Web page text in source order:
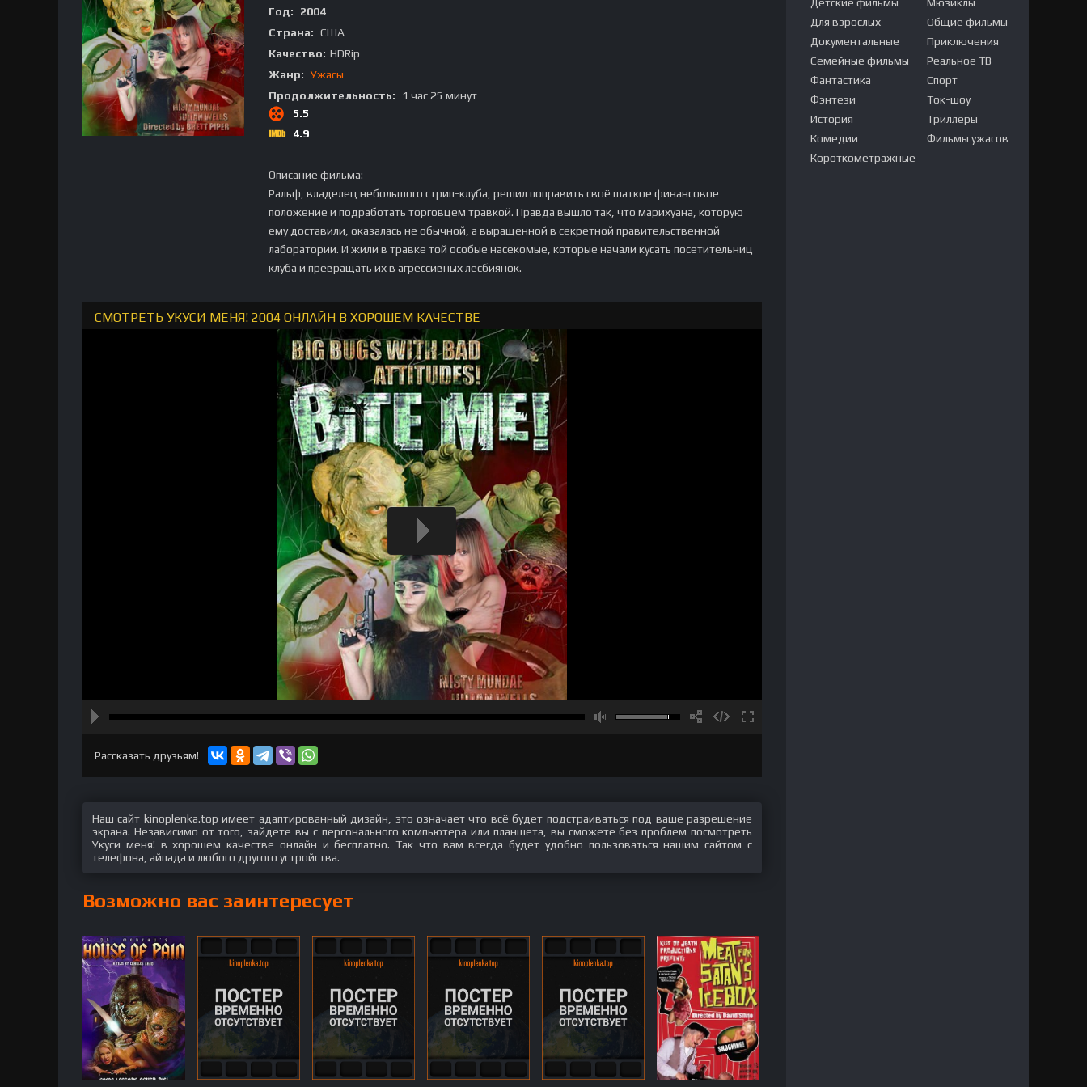
Год:
2004
Страна: США
Качество: HDRip
Жанр: Ужасы
Продолжительность:
1 час 25 минут
5.5
4.9
Описание фильма:
Ральф, владелец небольшого стрип-клуба, решил поправить своё шаткое финансовое
положение и подработать торговцем травкой. Правда вышло так, что марихуана, которую
ему доставили, оказалась не обычной, а выращенной в секретной правительственной
лаборатории. И жили в травке той особые насекомые, которые начали кусать посетительниц
клуба и превращать их в агрессивных лесбиянок.
СМОТРЕТЬ УКУСИ МЕНЯ! 2004 ОНЛАЙН В ХОРОШЕМ КАЧЕСТВЕ
Рассказать друзьям!
Наш сайт kinoplenka.top имеет адаптированный дизайн, это означает что всё будет подстраиваться под ваше разрешение
экрана. Независимо от того, зайдете вы с персонального компьютера или планшета, вы сможете без проблем посмотреть
Укуси меня! в хорошем качестве онлайн и бесплатно. Так что вам всегда будет удобно пользоваться нашим сайтом с
телефона, айпада и любого другого устройства.
Возможно вас заинтересует
Для взрослых
Документальные
Семейные фильмы
Фантастика
Фэнтези
История
Комедии
Короткометражные
Общие фильмы
Приключения
Реальное ТВ
Спорт
Ток-шоу
Триллеры
Фильмы ужасов